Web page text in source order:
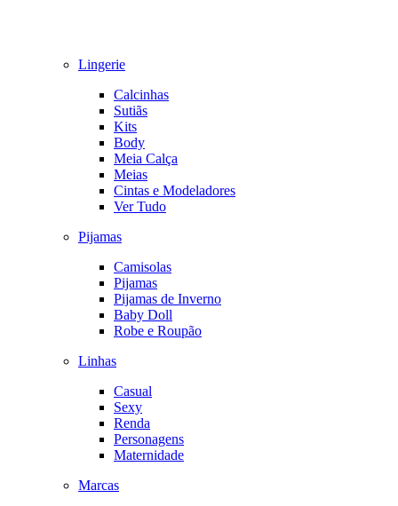
Lingerie
Calcinhas
Sutiãs
Kits
Body
Meia Calça
Meias
Cintas e Modeladores
Ver Tudo
Pijamas
Camisolas
Pijamas
Pijamas de Inverno
Baby Doll
Robe e Roupão
Linhas
Casual
Sexy
Renda
Personagens
Maternidade
Marcas